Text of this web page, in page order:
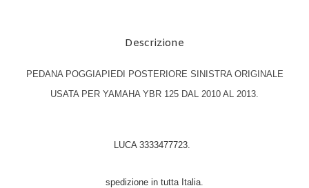
Descrizione
PEDANA POGGIAPIEDI POSTERIORE SINISTRA ORIGINALE
USATA PER YAMAHA YBR 125 DAL 2010 AL 2013.
LUCA 3333477723.
spedizione in tutta Italia.